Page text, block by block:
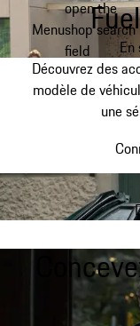
au
contenu
principal
Menu
open the
shop search
field
En
Découvrez des
modèle de
une